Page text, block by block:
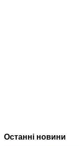
Останні новини